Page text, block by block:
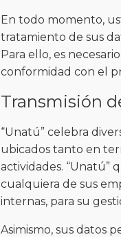
En todo momento,
tratamiento de sus
Para ello, es
conformidad con el
Transmisión
“Unatú” celebra
ubicados tanto en
actividades. “Unatú”
cualquiera de sus
internas, para su
Asimismo, sus datos